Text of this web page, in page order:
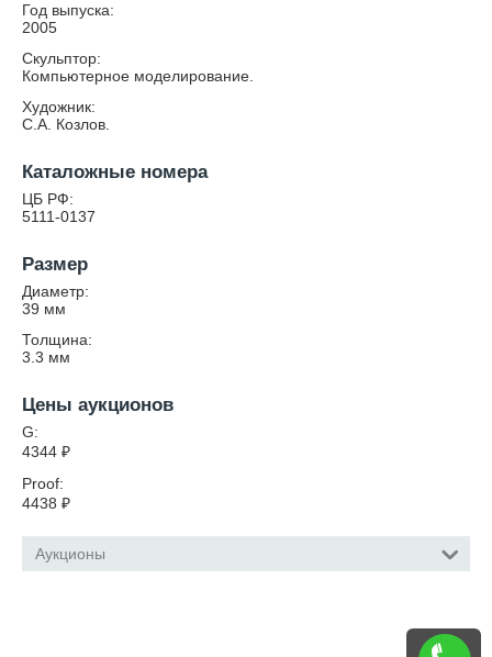
Год выпуска:
2005
Скульптор:
Компьютерное моделирование.
Художник:
C.А. Козлов.
Каталожные номера
ЦБ РФ:
5111-0137
Размер
Диаметр:
39 мм
Толщина:
3.3 мм
Цены аукционов
G:
4344 ₽
Proof:
4438 ₽
Аукционы